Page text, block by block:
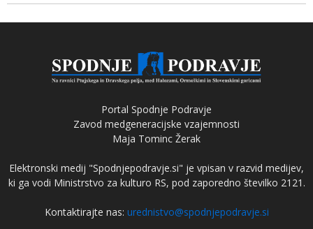
Portal Spodnje Podravje
Zavod medgeneracijske vzajemnosti
Maja Tominc Žerak
Elektronski medij "Spodnjepodravje.si" je vpisan v razvid medijev,
ki ga vodi Ministrstvo za kulturo RS, pod zaporedno številko 2121.
Kontaktirajte nas: urednistvo@spodnjepodravje.si